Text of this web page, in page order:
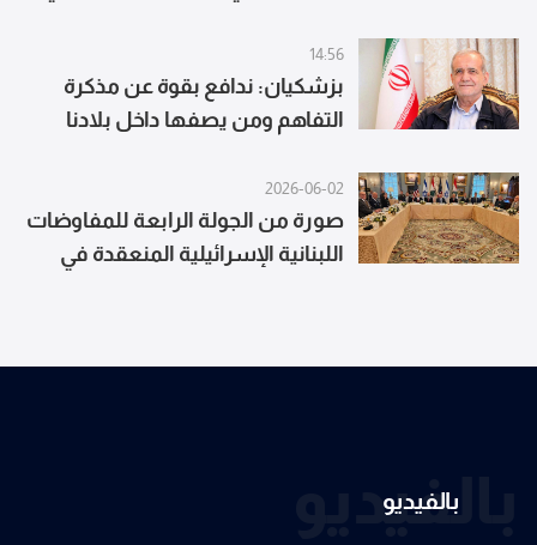
14:56
بزشكيان: ندافع بقوة عن مذكرة
التفاهم ومن يصفها داخل بلادنا
2026-06-02
صورة من الجولة الرابعة للمفاوضات
اللبنانية الإسرائيلية المنعقدة في
بالفيديو
بالفيديو